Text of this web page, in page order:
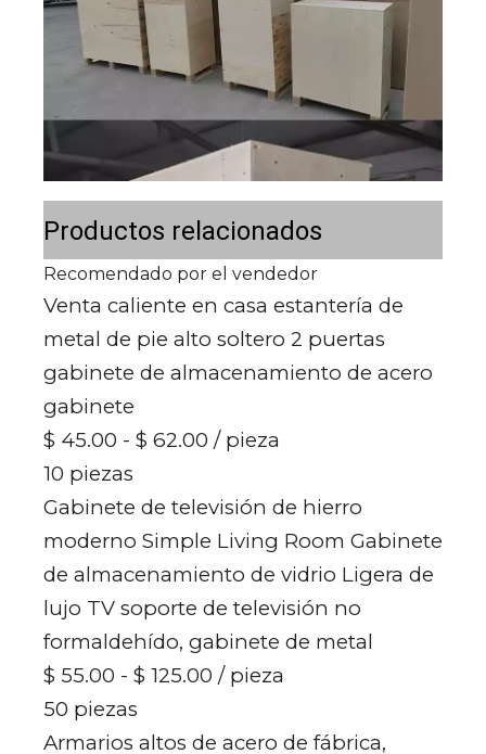
Productos relacionados
Recomendado por el vendedor
Venta caliente en casa estantería de
metal de pie alto soltero 2 puertas
gabinete de almacenamiento de acero
gabinete
$ 45.00 - $ 62.00 / pieza
10 piezas
Gabinete de televisión de hierro
moderno Simple Living Room Gabinete
de almacenamiento de vidrio Ligera de
lujo TV soporte de televisión no
formaldehído, gabinete de metal
$ 55.00 - $ 125.00 / pieza
50 piezas
Armarios altos de acero de fábrica,